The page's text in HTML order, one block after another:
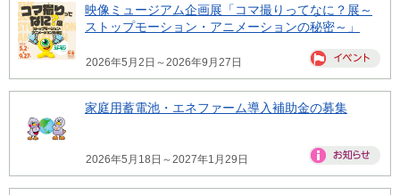
映像ミュージアム企画展「コマ撮りってなに？展～
ストップモーション・アニメーションの秘密～」
2026年5月2日～2026年9月27日
家庭用蓄電池・エネファーム導入補助金の募集
2026年5月18日～2027年1月29日